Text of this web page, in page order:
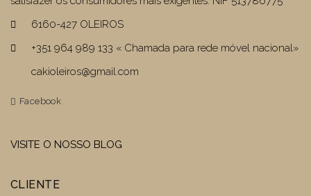
6160-427 OLEIROS
+351 964 989 133 « Chamada para rede móvel nacional»
cakioleiros@gmail.com
Facebook
VISITE O NOSSO BLOG
CLIENTE